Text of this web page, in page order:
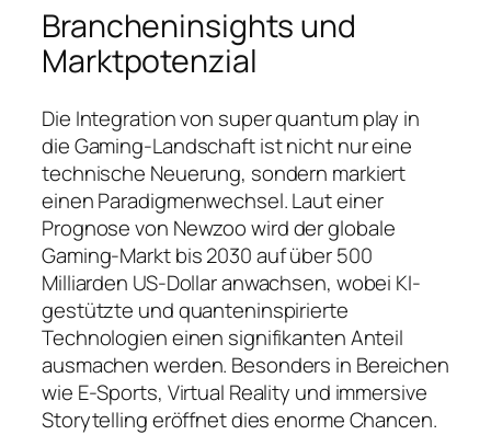
Brancheninsights und
Marktpotenzial
Die Integration von super quantum play in
die Gaming-Landschaft ist nicht nur eine
technische Neuerung, sondern markiert
einen Paradigmenwechsel. Laut einer
Prognose von Newzoowird der globale
Gaming-Markt bis 2030 auf über 500
Milliarden US-Dollar anwachsen, wobei KI-
gestützte und quanteninspirierte
Technologien einen signifikanten Anteil
ausmachen werden. Besonders in Bereichen
wie E-Sports, Virtual Reality und immersive
Storytelling eröffnet dies enorme Chancen.